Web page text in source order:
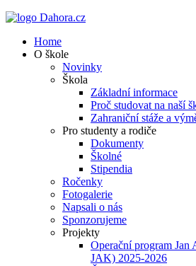
Home
O škole
Novinky
Škola
Základní informace
Proč studovat na naší
Zahraniční stáže a
Pro studenty a rodiče
Dokumenty
Školné
Stipendia
Ročenky
Fotogalerie
Napsali o nás
Sponzorujeme
Projekty
Operační program Jan
JAK) 2025-2026